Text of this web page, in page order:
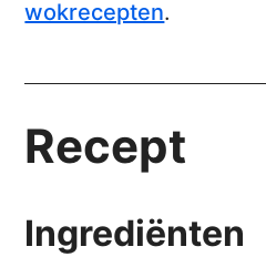
wokrecepten.
Recept
Ingrediënten